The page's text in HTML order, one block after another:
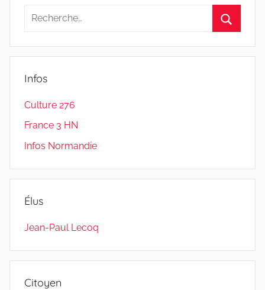
publications
Recherche
:
Infos
Culture 276
France 3 HN
Infos Normandie
Élus
Jean-Paul Lecoq
Citoyen